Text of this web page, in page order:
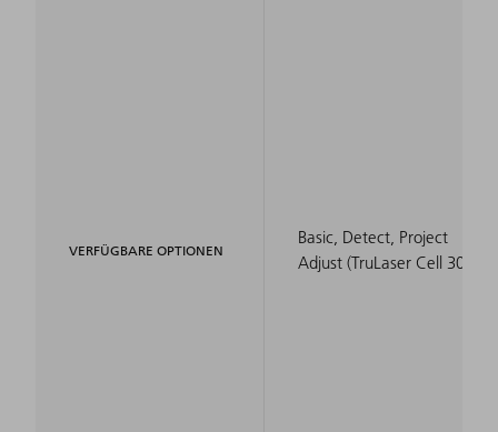
VERFÜGBARE OPTIONEN
Basic, Detect, Project
Adjust (TruLaser Cell 3000)